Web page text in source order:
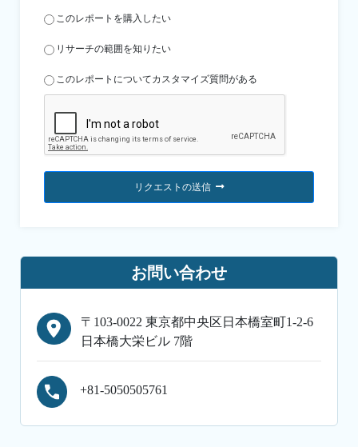
このレポートを購入したい
リサーチの範囲を知りたい
このレポートについてカスタマイズ質問がある
リクエストの送信
お問い合わせ
〒103-0022 東京都中央区日本橋室町1-2-6
日本橋大栄ビル 7階
+81-5050505761